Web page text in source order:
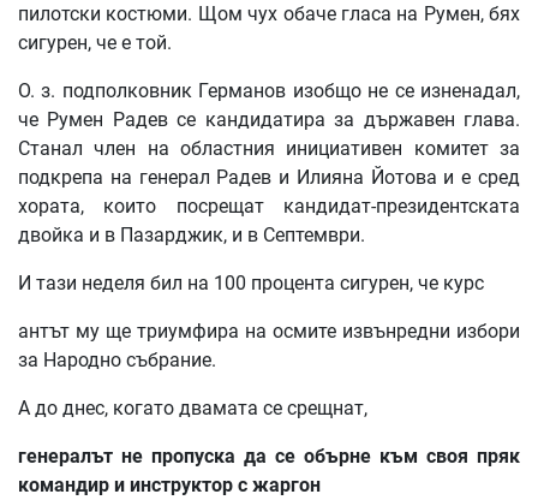
пилотски костюми. Щом чух обаче гласа на Румен, бях
сигурен, че е той.
О. з. подполковник Германов изобщо не се изненадал,
че Румен Радев се кандидатира за държавен глава.
Станал член на областния инициативен комитет за
подкрепа на генерал Радев и Илияна Йотова и е сред
хората, които посрещат кандидат-президентската
двойка и в Пазарджик, и в Септември.
И тази неделя бил на 100 процента сигурен, че курс
антът му ще триумфира на осмите извънредни избори
за Народно събрание.
А до днес, когато двамата се срещнат,
генералът не пропуска да се обърне към своя пряк
командир и инструктор с жаргон